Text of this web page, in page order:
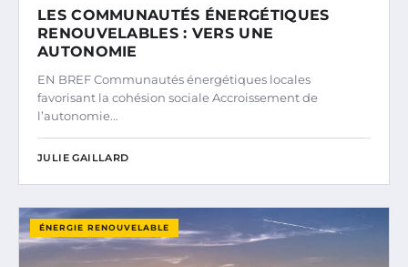
LES COMMUNAUTÉS ÉNERGÉTIQUES
RENOUVELABLES : VERS UNE
AUTONOMIE
EN BREF Communautés énergétiques locales
favorisant la cohésion sociale Accroissement de
l’autonomie…
JULIE GAILLARD
ÉNERGIE RENOUVELABLE